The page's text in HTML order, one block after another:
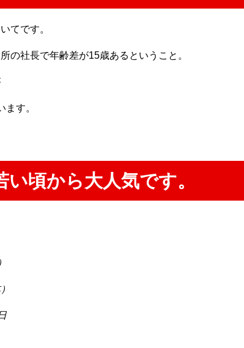
てです。
の社長で年齢差が15歳あるということ。
す。
頃から大人気です。